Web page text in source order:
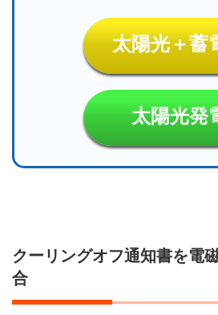
クー
フす
太陽光＋蓄
太陽光発
クーリングオフ通知書を電
合